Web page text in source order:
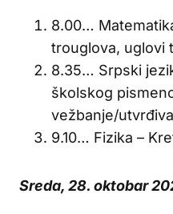
8.00…
trouglova, uglovi
8.35… Srpski
školskog
vežbanje/
9.10… Fizika –
Sreda, 28. oktobar